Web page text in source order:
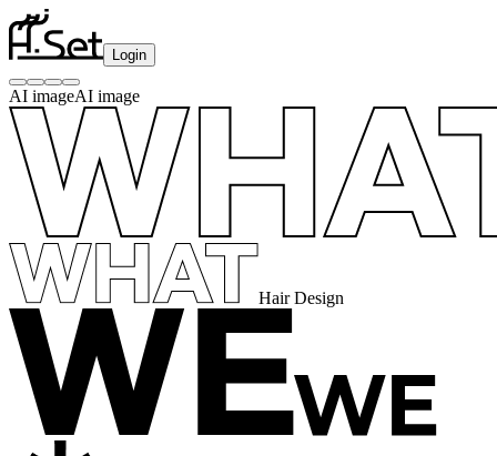
Login
AI imageAI image
Hair Design